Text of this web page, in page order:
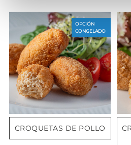
CROQUETAS DE POLLO
OPCIÓN
CONGELADO